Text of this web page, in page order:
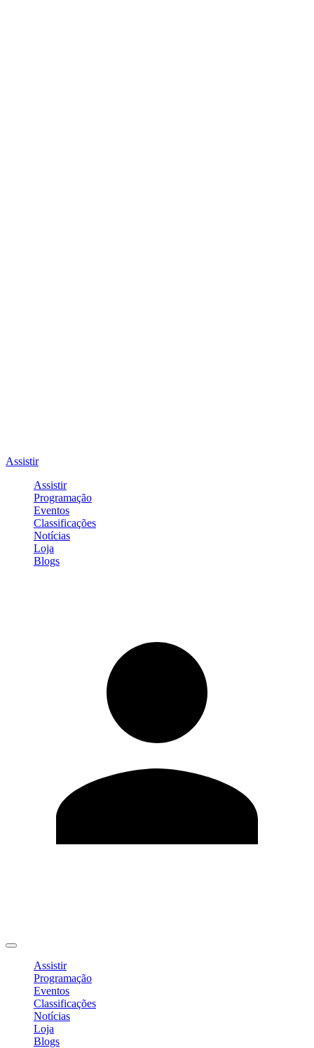
Assistir
Assistir
Programação
Eventos
Classificações
Notícias
Loja
Blogs
Assistir
Programação
Eventos
Classificações
Notícias
Loja
Blogs